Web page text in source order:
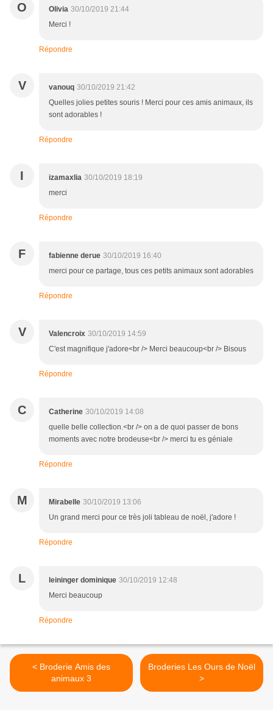
O Olivia 30/10/2019 21:44
Merci !
Répondre
V vanouq 30/10/2019 21:42
Quelles jolies petites souris ! Merci pour ces amis animaux, ils
sont adorables !
Répondre
I izamaxlia 30/10/2019 18:19
merci
Répondre
F fabienne derue 30/10/2019 16:40
merci pour ce partage, tous ces petits animaux sont adorables
Répondre
V Valencroix 30/10/2019 14:59
C'est magnifique j'adore<br /> Merci beaucoup<br /> Bisous
Répondre
C Catherine 30/10/2019 14:08
quelle belle collection.<br /> on a de quoi passer de bons
moments avec notre brodeuse<br /> merci tu es géniale
Répondre
M Mirabelle 30/10/2019 13:06
Un grand merci pour ce très joli tableau de noël, j'adore !
Répondre
L leininger dominique 30/10/2019 12:48
Merci beaucoup
Répondre
< Broderie Amis des
animaux 3
Broderies Les Ours de Noël
>